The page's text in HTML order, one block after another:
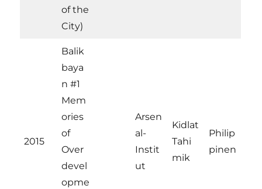
of the
City)
2015
Balik
baya
n #1
Mem
ories
of
Over
devel
opme
Arsen
al-
Instit
ut
Kidlat
Tahi
mik
Philip
pinen